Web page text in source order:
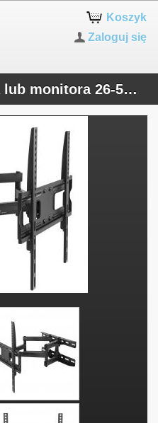
Koszyk
Zaloguj się
Uchwyt do telewizora lub monitora 26-55" 30kg uniwersalny Maclean MC-760 czarny max vesa 400x400